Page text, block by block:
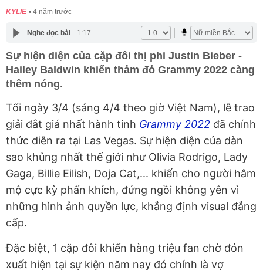
KYLIE 4 năm trước
Nghe đọc bài 1:17
Sự hiện diện của cặp đôi thị phi Justin Bieber -
Hailey Baldwin khiến thảm đỏ Grammy 2022 càng
thêm nóng.
Tối ngày 3/4 (sáng 4/4 theo giờ Việt Nam), lễ trao
giải đắt giá nhất hành tinh Grammy 2022 đã chính
thức diễn ra tại Las Vegas. Sự hiện diện của dàn
sao khủng nhất thế giới như Olivia Rodrigo, Lady
Gaga, Billie Eilish, Doja Cat,... khiến cho người hâm
mộ cực kỳ phấn khích, đứng ngồi không yên vì
những hình ảnh quyền lực, khẳng định visual đẳng
cấp.
Đặc biệt, 1 cặp đôi khiến hàng triệu fan chờ đón
xuất hiện tại sự kiện năm nay đó chính là vợ